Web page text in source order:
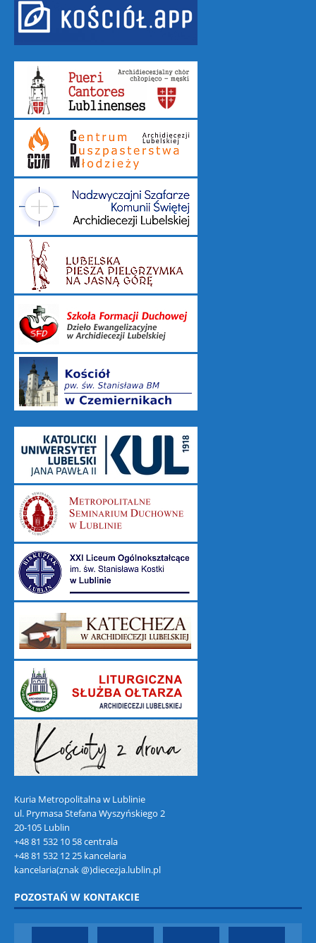
Kuria Metropolitalna w Lublinie
ul. Prymasa Stefana Wyszyńskiego 2
20-105 Lublin
+48 81 532 10 58 centrala
+48 81 532 12 25 kancelaria
kancelaria(znak @)diecezja.lublin.pl
POZOSTAŃ W KONTAKCIE